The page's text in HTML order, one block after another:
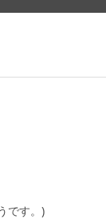
です。)